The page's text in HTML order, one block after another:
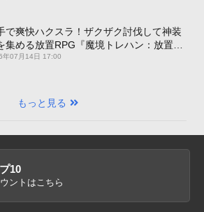
で爽快ハクスラ！ザクザク討伐して神装
集める放置RPG『魔境トレハン：放置で
備』【最新作PICKUP】
年07月14日 17:00
もっと見る
10
ントはこちら